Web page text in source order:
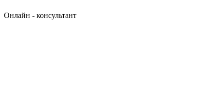
Онлайн - консультант